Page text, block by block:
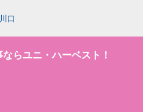
口
らユニ・ハーベスト！